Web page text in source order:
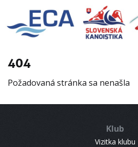
404
Požadovaná stránka sa nenašla
Klub
Vizitka klubu
EURO 19
INFO
RESULTS
CONTACT